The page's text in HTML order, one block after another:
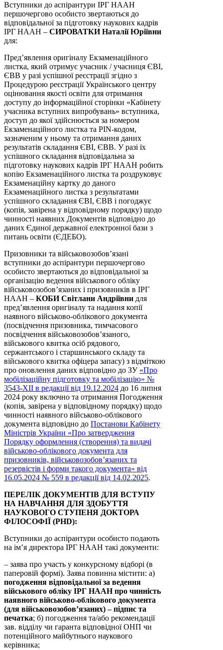
Вступники до аспірантури ІРГ НААН
першочергово особисто звертаються до
відповідальної за підготовку наукових кадрів
ІРГ НААН – СИРОВАТКИ Наталії Юріївни
для:
Пред’явлення оригіналу Екзаменаційного
листка, який отримує учасник / учасниця ЄВІ,
ЄВВ у разі успішної реєстрації згідно з
Процедурою реєстрації Українського центру
оцінювання якості освіти для отримання
доступу до інформаційної сторінки «Кабінету
учасника вступних випробувань» вступника,
доступ до якої здійснюється за номером
Екзаменаційного листка та РIN-кодом,
зазначеним у ньому та отримання даних
результатів складання ЄВІ, ЄВВ. У разі їх
успішного складання відповідальна за
підготовку наукових кадрів ІРГ НААН робить
копію Екзаменаційного листка та роздруковує
Екзаменаційну картку до даного
Екзаменаційного листка з результатами
успішного складання ЄВІ, ЄВВ і погоджує
(копія, завірена у відповідному порядку) щодо
чинності наявних Документів відповідно до
даних Єдиної державної електронної бази з
питань освіти (ЄДЕБО).
Призовники та військовозобов’язані
вступники до аспірантури першочергово
особисто звертаються до відповідальної за
організацію ведення військового обліку
військовозобов’язаних і призовників в ІРГ
НААН – КОБИ Світлани Андріївни для
пред’явлення оригіналу та надання копії
наявного військово-облікового документа
(посвідчення призовника, тимчасового
посвідчення військовозобов’язаного,
військового квитка осіб рядового,
сержантського і старшинського складу та
військового квитка офіцера запасу) з відміткою
про оновлення даних відповідно до ЗУ «Про
мобілізаційну підготовку та мобілізацію» №
3543-XII в редакції від 19.12.2024 до 16 липня
2024 року включно та отримання Погодження
(копія, завірена у відповідному порядку) щодо
чинності наявного військово-облікового
документа відповідно до Постанови Кабінету
Міністрів України «Про затвердження
Порядку оформлення (створення) та видачі
військово-облікового документа для
призовників, військовозобов’язаних та
резервістів і форми такого документа» від
16.05.2024 № 559 в редакції від 14.02.2025.
ПЕРЕЛІК ДОКУМЕНТІВ ДЛЯ ВСТУПУ
НА НАВЧАННЯ ДЛЯ ЗДОБУТТЯ
НАУКОВОГО СТУПЕНЯ ДОКТОРА
ФІЛОСОФІЇ (PHD):
Вступники до аспірантури особисто подають
на ім’я директора ІРГ НААН такі документи:
– заява про участь у конкурсному відборі (в
паперовій формі). Заява повинна містити: а)
погодження відповідальної за ведення
військового обліку ІРГ НААН про чинність
наявного військово-облікового документа
(для військовозобов’язаних) – підпис та
печатка; б) погодження та/або рекомендації
зав. відділу чи гаранта відповідної ОНП чи
потенційного майбутнього наукового
керівника;